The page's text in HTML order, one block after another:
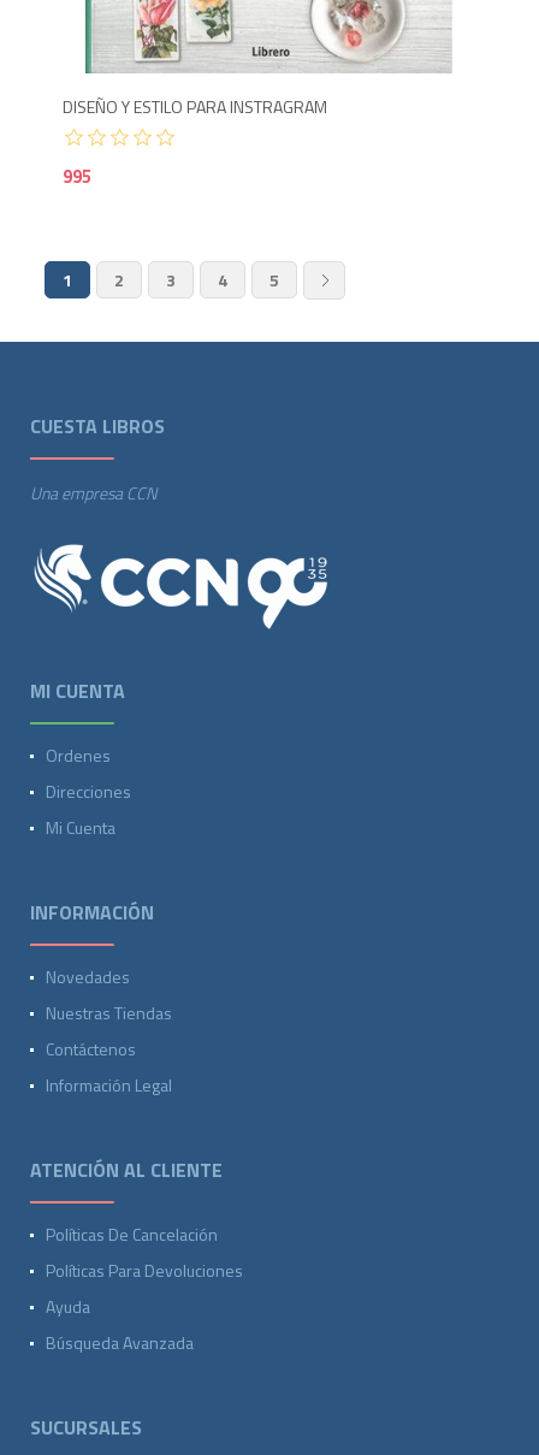
DISEÑO Y ESTILO PARA INSTRAGRAM
995
1 2 3 4 5
CUESTA LIBROS
Una empresa CCN
MI CUENTA
Ordenes
Direcciones
Mi Cuenta
INFORMACIÓN
Novedades
Nuestras Tiendas
Contáctenos
Información Legal
ATENCIÓN AL CLIENTE
Políticas De Cancelación
Políticas Para Devoluciones
Ayuda
Búsqueda Avanzada
SUCURSALES